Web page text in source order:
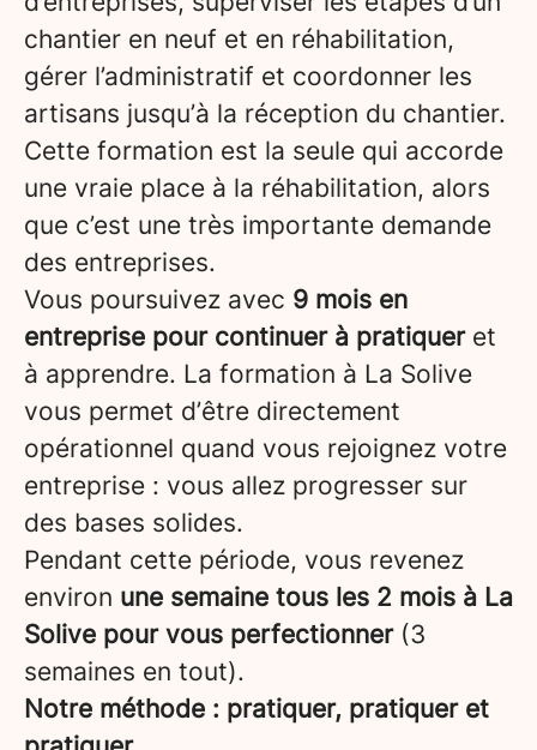
chantier en neuf et en réhabilitation,
gérer l’administratif et coordonner les
artisans jusqu’à la réception du chantier.
Cette formation est la seule qui accorde
une vraie place à la réhabilitation, alors
que c’est une très importante demande
des entreprises.
Vous poursuivez avec 9 mois en
entreprise pour continuer à pratiqueret
à apprendre. La formation à La Solive
vous permet d’être directement
opérationnel quand vous rejoignez votre
entreprise : vous allez progresser sur
des bases solides.
Pendant cette période, vous revenez
environ une semaine tous les 2 mois à La
Solive pour vous perfectionner(3
semaines en tout).
Notre méthode : pratiquer, pratiquer et